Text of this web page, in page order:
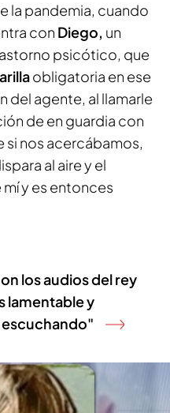
la pandemia, cuando
con Diego, un
psicótico, que
obligatoria en ese
del agente, al llamarle
de en guardia con
si nos acercábamos,
al aire y el
y es entonces
los audios del rey
lamentable y